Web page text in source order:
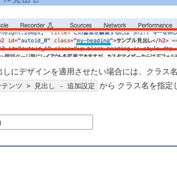
にデザインを適用させたい場合には、クラス名
テンツ > 見出し - 追加設定 から クラス名を指定